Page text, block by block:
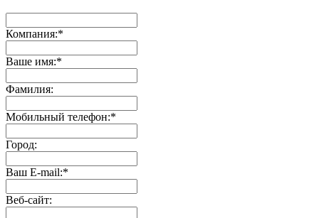
Компания:*
Ваше имя:*
Фамилия:
Мобильный телефон:*
Город:
Ваш E-mail:*
Веб-сайт: